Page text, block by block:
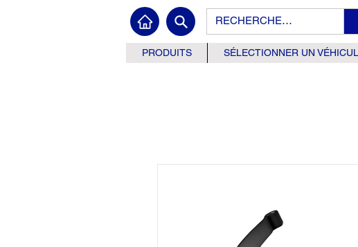
PRODUITS SÉLECTIONNER UN